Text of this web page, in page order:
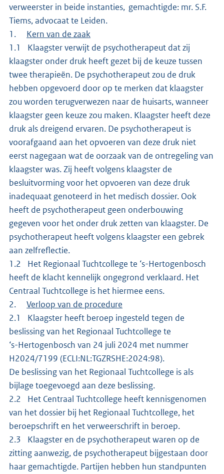
verweerster in beide instanties, gemachtigde: mr. S.F.
Tiems, advocaat te Leiden.
1. Kern van de zaak
1.1 Klaagster verwijt de psychotherapeut dat zij
klaagster onder druk heeft gezet bij de keuze tussen
twee therapieën. De psychotherapeut zou de druk
hebben opgevoerd door op te merken dat klaagster
zou worden terugverwezen naar de huisarts, wanneer
klaagster geen keuze zou maken. Klaagster heeft deze
druk als dreigend ervaren. De psychotherapeut is
voorafgaand aan het opvoeren van deze druk niet
eerst nagegaan wat de oorzaak van de ontregeling van
klaagster was. Zij heeft volgens klaagster de
besluitvorming voor het opvoeren van deze druk
inadequaat genoteerd in het medisch dossier. Ook
heeft de psychotherapeut geen onderbouwing
gegeven voor het onder druk zetten van klaagster. De
psychotherapeut heeft volgens klaagster een gebrek
aan zelfreflectie.
1.2 Het Regionaal Tuchtcollege te ‘s-Hertogenbosch
heeft de klacht kennelijk ongegrond verklaard. Het
Centraal Tuchtcollege is het hiermee eens.
2. Verloop van de procedure
2.1 Klaagster heeft beroep ingesteld tegen de
beslissing van het Regionaal Tuchtcollege te
‘s-Hertogenbosch van 24 juli 2024 met nummer
H2024/7199 (ECLI:NL:TGZRSHE:2024:98).
De beslissing van het Regionaal Tuchtcollege is als
bijlage toegevoegd aan deze beslissing.
2.2 Het Centraal Tuchtcollege heeft kennisgenomen
van het dossier bij het Regionaal Tuchtcollege, het
beroepschrift en het verweerschrift in beroep.
2.3 Klaagster en de psychotherapeut waren op de
zitting aanwezig, de psychotherapeut bijgestaan door
haar gemachtigde. Partijen hebben hun standpunten